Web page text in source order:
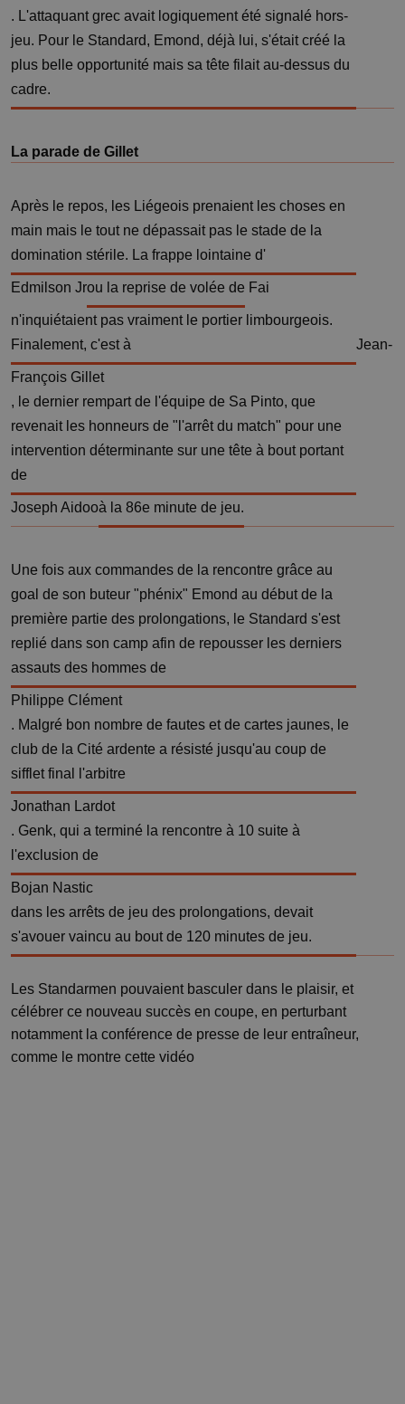
. L'attaquant grec avait logiquement été signalé hors-
jeu. Pour le Standard, Emond, déjà lui, s'était créé la
plus belle opportunité mais sa tête filait au-dessus du
cadre.
La parade de Gillet
Après le repos, les Liégeois prenaient les choses en
main mais le tout ne dépassait pas le stade de la
domination stérile. La frappe lointaine d'
Edmilson Jrou la reprise de volée de Fai
n'inquiétaient pas vraiment le portier limbourgeois.
Finalement, c'est à
Jean-
François Gillet
, le dernier rempart de l'équipe de Sa Pinto, que
revenait les honneurs de "l'arrêt du match" pour une
intervention déterminante sur une tête à bout portant
de
Joseph Aidooà la 86e minute de jeu.
Une fois aux commandes de la rencontre grâce au
goal de son buteur "phénix" Emond au début de la
première partie des prolongations, le Standard s'est
replié dans son camp afin de repousser les derniers
assauts des hommes de
Philippe Clément
. Malgré bon nombre de fautes et de cartes jaunes, le
club de la Cité ardente a résisté jusqu'au coup de
sifflet final l'arbitre
Jonathan Lardot
. Genk, qui a terminé la rencontre à 10 suite à
l'exclusion de
Bojan Nastic
dans les arrêts de jeu des prolongations, devait
s'avouer vaincu au bout de 120 minutes de jeu.
Les Standarmen pouvaient basculer dans le plaisir, et
célébrer ce nouveau succès en coupe, en perturbant
notamment la conférence de presse de leur entraîneur,
comme le montre cette vidéo